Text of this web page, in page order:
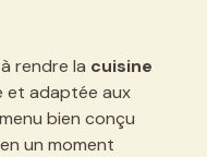
rendre la cuisine
et adaptée aux
bien conçu
un moment